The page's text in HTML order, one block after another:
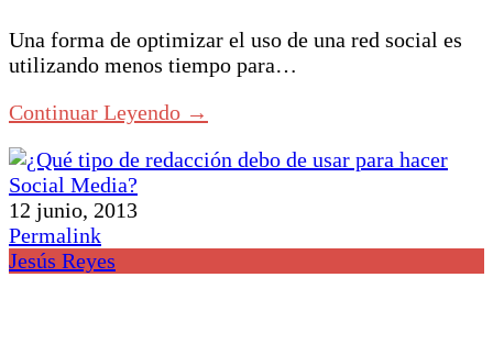
Una forma de optimizar el uso de una red social es
utilizando menos tiempo para…
Continuar Leyendo →
12 junio, 2013
Permalink
Jesús Reyes